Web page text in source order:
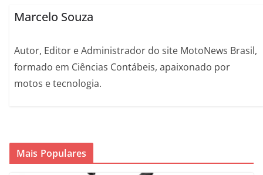
Marcelo Souza
Autor, Editor e Administrador do site MotoNews Brasil,
formado em Ciências Contábeis, apaixonado por
motos e tecnologia.
Mais Populares